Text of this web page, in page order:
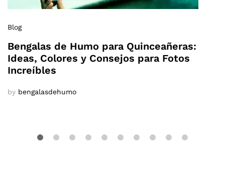
Blog
Bengalas de Humo para Quinceañeras:
Ideas, Colores y Consejos para Fotos
Increíbles
by bengalasdehumo